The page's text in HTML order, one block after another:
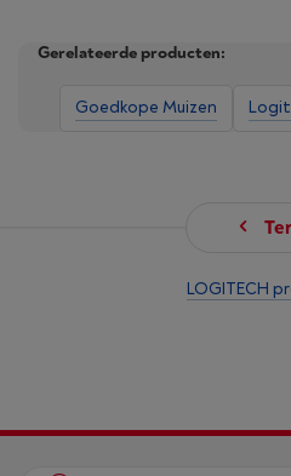
Gerelateerde producten:
Goedkope Muizen
LOGITECH